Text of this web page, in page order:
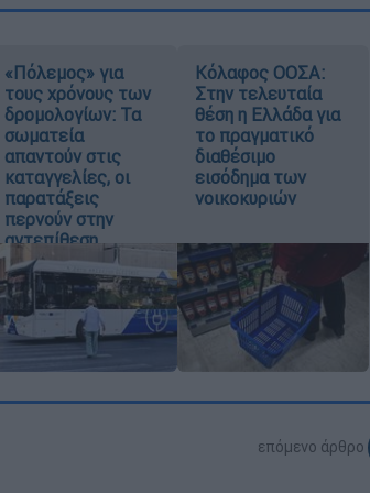
«Πόλεμος» για
τους χρόνους των
δρομολογίων: Τα
σωματεία
απαντούν στις
καταγγελίες, οι
παρατάξεις
περνούν στην
αντεπίθεση
Κόλαφος ΟΟΣΑ:
Στην τελευταία
θέση η Ελλάδα για
το πραγματικό
διαθέσιμο
εισόδημα των
νοικοκυριών
επόμενο άρθρο